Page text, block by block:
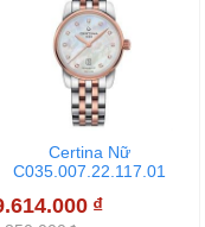
Certina Nữ
C035.007.22.117.01
₫